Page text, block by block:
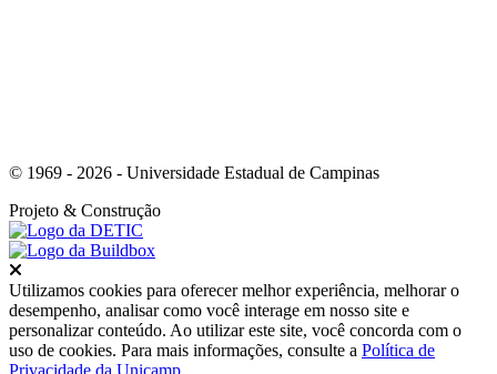
© 1969 - 2026 - Universidade Estadual de Campinas
Projeto & Construção
Utilizamos cookies para oferecer melhor experiência, melhorar o
desempenho, analisar como você interage em nosso site e
personalizar conteúdo. Ao utilizar este site, você concorda com o
uso de cookies. Para mais informações, consulte a Política de